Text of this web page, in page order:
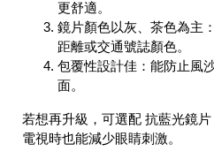
更舒適。
鏡片顏色以灰、茶色為主
距離或交通號誌顏色。
包覆性設計佳：能防止風
面。
若想再升級，可選配 抗藍光鏡
電視時也能減少眼睛刺激。